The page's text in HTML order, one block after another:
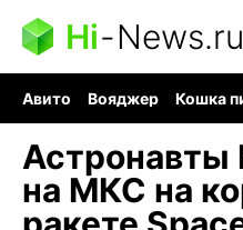
Hi-News.ru
Авито Вояджер Кошка
Астронавты
на МКС на